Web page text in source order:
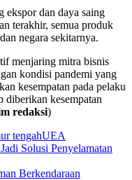
ekspor dan daya saing
terakhir, semua produk
negara sekitarnya.
menjaring mitra bisnis
kondisi pandemi yang
kesempatan pada pelaku
diberikan kesempatan
redaksi)
tengahUEA
Solusi Penyelamatan
Berkendaraan